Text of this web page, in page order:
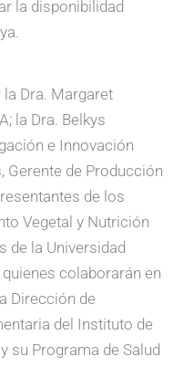
la disponibilidad
Dra. Margaret
la Dra. Belkys
e Innovación
Gerente de Producción
de los
Vegetal y Nutrición
de la Universidad
quienes colaborarán en
Dirección de
del Instituto de
su Programa de Salud